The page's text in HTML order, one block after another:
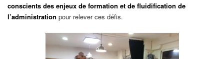
conscients des enjeux de formation et de fluidification de
l’administration pour relever ces défis.